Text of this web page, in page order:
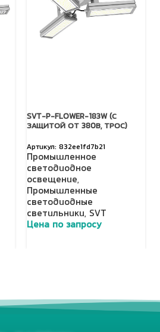
SVT-P-FLOWER-183W (С
ЗАЩИТОЙ ОТ 380В, ТРОС)
832ee1fd7b21
Промышленное
светодиодное
освещение,
Промышленные
светодиодные
светильники, SVT
Цена по запросу